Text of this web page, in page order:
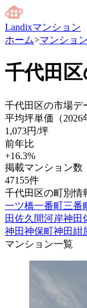
Landixマンション
ホーム>マンション
千代田区
千代田区の市場デ
平均坪単価（2026
1,073円/坪
前年比
+16.3%
掲載マンション数
47155件
千代田区の町別情
一ツ橋一番町三番
田佐久間河岸神田
神田神保町神田紺
マンション一覧